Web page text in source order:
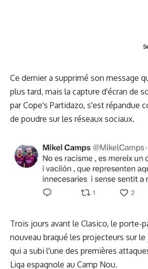
Ce dernier a supprimé son message
plus tard, mais la capture d'écran de
par Cope's Partidazo, s'est répandue
de poudre sur les réseaux sociaux.
Trois jours avant le Clasico, le porte-
nouveau braqué les projecteurs sur
qui a subi l'une des premières
Liga espagnole au Camp Nou.